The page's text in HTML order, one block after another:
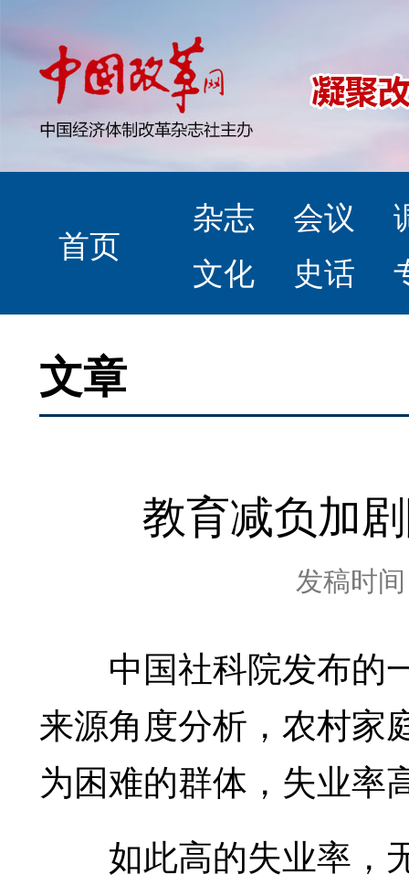
首页
杂志 会议
文化
史话
文章
教育减负加
发稿时
中国社科院发布的
来源角度分析，农村家
为困难的群体，失业率
如此高的失业率，